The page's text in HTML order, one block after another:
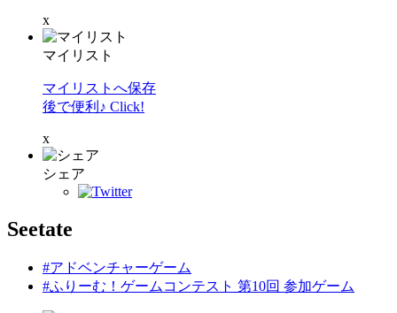
x
マイリスト
マイリストへ保存
後で便利♪ Click!
x
シェア
Seetate
#アドベンチャーゲーム
#ふりーむ！ゲームコンテスト 第10回 参加ゲーム